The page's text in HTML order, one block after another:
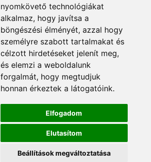
nyomkövető technológiákat
alkalmaz, hogy javítsa a
böngészési élményét, azzal hogy
személyre szabott tartalmakat és
célzott hirdetéseket jelenít meg,
és elemzi a weboldalunk
forgalmát, hogy megtudjuk
honnan érkeztek a látogatóink.
Elfogadom
Elutasítom
Beállítások megváltoztatása
Elfogadott fizetési módok
Á.SZ.F.
Impresszum
Adatkezelési tájékoztató